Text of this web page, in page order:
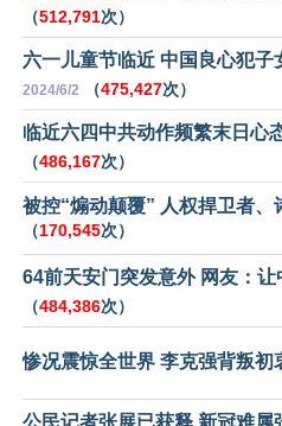
（512,791次）
六一儿童节临近 中国良心犯子
2024/6/2 （475,427次）
临近六四中共动作频繁末日心
（486,167次）
被控“煽动颠覆” 人权捍卫者、
（170,545次）
64前天安门突发意外 网友：让
（484,386次）
惨况震惊全世界 李克强背叛初